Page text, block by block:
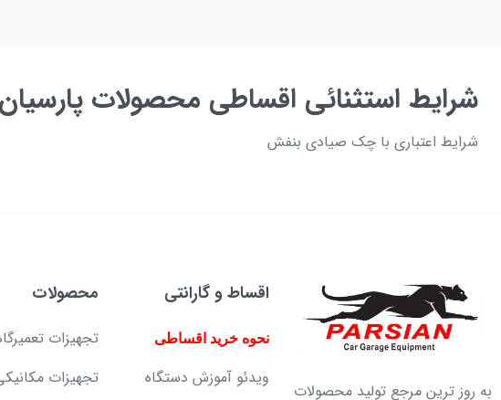
شرایط استثنائی اقساطی محصولات
شرایط اعتباری با چک صیادی بنفش
به روز ترین مرجع تولید محصولات
اقساط و گارانتی
نحوه خرید اقساطی
ویدئو آموزش دستگاه
محصولات
تجهیزات
تجهیزات